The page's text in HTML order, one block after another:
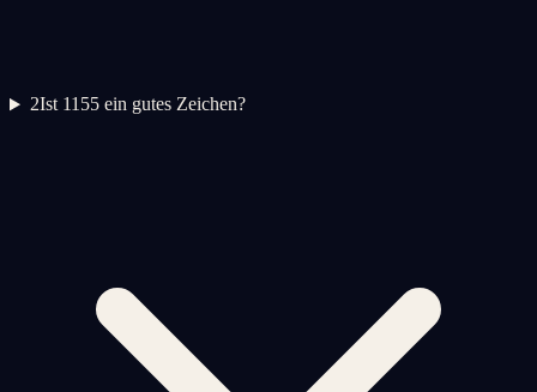
2Ist 1155 ein gutes Zeichen?